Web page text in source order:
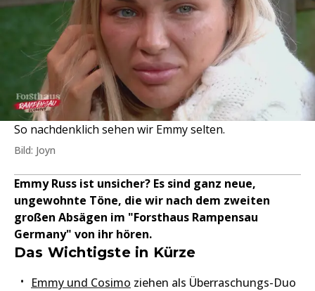
So nachdenklich sehen wir Emmy selten.
Bild: Joyn
Emmy Russ ist unsicher? Es sind ganz neue,
ungewohnte Töne, die wir nach dem zweiten
großen Absägen im "Forsthaus Rampensau
Germany" von ihr hören.
Das Wichtigste in Kürze
Emmy und Cosimo ziehen als Überraschungs-Duo